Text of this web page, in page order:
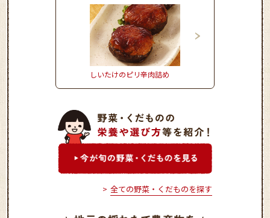
しいたけのピリ辛肉詰め お野菜たっぷりかき揚げ
全ての野菜・くだものを探す